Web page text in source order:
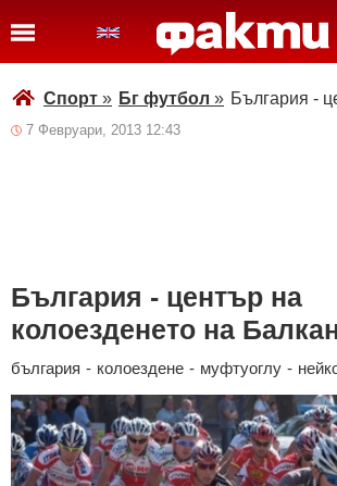
Спорт » Бг футбол » България -
7 Февруари, 2013 12:43
България - център на
колоезденето на
българия - колоездене - муфтуоглу -